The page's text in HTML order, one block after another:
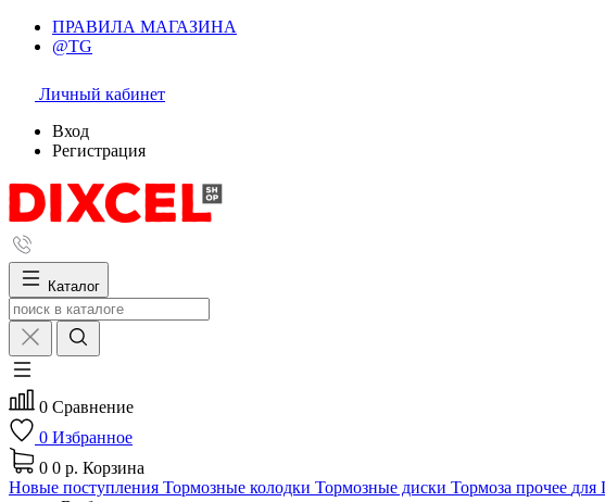
ПРАВИЛА МАГАЗИНА
@TG
Личный кабинет
Вход
Регистрация
Каталог
0 Сравнение
0 Избранное
0 0 р. Корзина
Новые поступления Тормозные колодки Тормозные диски Тормоза прочее для